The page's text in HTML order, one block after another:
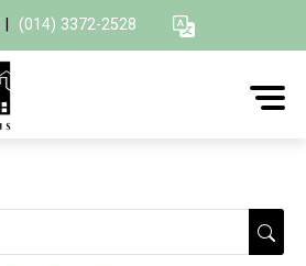
(014) 3372-2528